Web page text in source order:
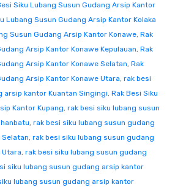
Siku Lubang Susun Gudang Arsip Kantor
Lubang Susun Gudang Arsip Kantor Kolaka
Susun Gudang Arsip Kantor Konawe, Rak
Arsip Kantor Konawe Kepulauan, Rak
Arsip Kantor Konawe Selatan, Rak
Arsip Kantor Konawe Utara, rak besi
arsip kantor Kuantan Singingi, Rak Besi Siku
Kantor Kupang, rak besi siku lubang susun
, rak besi siku lubang susun gudang
, rak besi siku lubang susun gudang
, rak besi siku lubang susun gudang
siku lubang susun gudang arsip kantor
lubang susun gudang arsip kantor